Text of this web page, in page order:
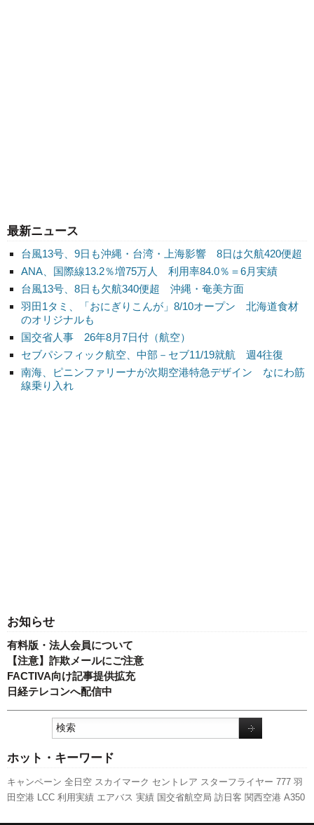
最新ニュース
台風13号、9日も沖縄・台湾・上海影響 8日は欠航420便超
ANA、国際線13.2％増75万人 利用率84.0％＝6月実績
台風13号、8日も欠航340便超 沖縄・奄美方面
羽田1タミ、「おにぎりこんが」8/10オープン 北海道食材
のオリジナルも
国交省人事 26年8月7日付（航空）
セブパシフィック航空、中部－セブ11/19就航 週4往復
南海、ピニンファリーナが次期空港特急デザイン なにわ筋
線乗り入れ
お知らせ
有料版・法人会員について
【注意】詐欺メールにご注意
FACTIVA向け記事提供拡充
日経テレコンへ配信中
ホット・キーワード
キャンペーン 全日空 スカイマーク セントレア スターフライヤー 777 羽
田空港 LCC 利用実績 エアバス 実績 国交省航空局 訪日客 関西空港 A350